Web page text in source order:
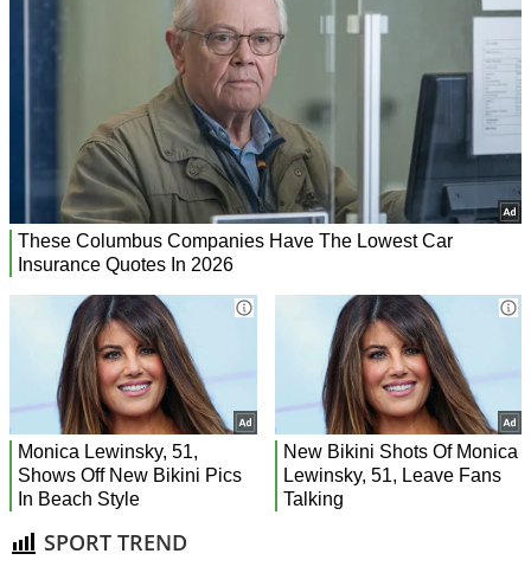
SPORT TREND